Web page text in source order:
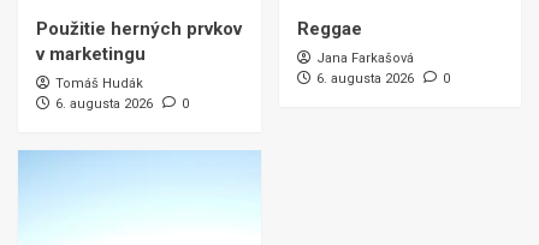
Použitie herných prvkov
v marketingu
Tomáš Hudák
6. augusta 2026
0
Reggae
Jana Farkašová
6. augusta 2026
0